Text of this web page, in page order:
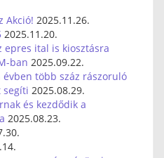
Akció! 2025.11.26.
2025.11.20.
epres ital is kiosztásra
ban 2025.09.22.
több száz rászoruló
segíti 2025.08.29.
és kezdődik a
2025.08.23.